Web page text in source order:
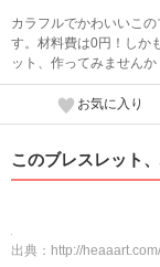
カラフルでかわいいこ
す。材料費は0円！しか
ット、作ってみませんか
お気に入り
このブレスレット
出典： http://heaaart.com/